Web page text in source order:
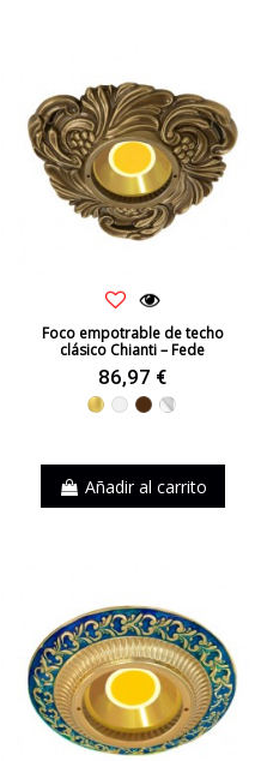
Foco empotrable de techo
clásico Chianti – Fede
86,97 €
Dorado
Blanco
MarrónCromo
Añadir al carrito